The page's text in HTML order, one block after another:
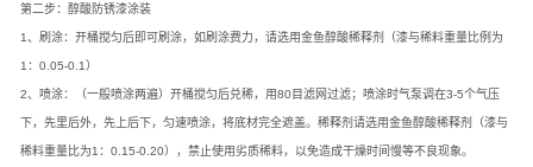
第二步：醇酸防锈漆涂装
1、刷涂：开桶搅匀后即可刷涂，如刷涂费力，请选用金鱼醇酸稀释剂（漆与稀料重量比例为
1：0.05-0.1）
2、喷涂：（一般喷涂两遍）开桶搅匀后兑稀，用80目滤网过滤；喷涂时气泵调在3-5个气压
下，先里后外，先上后下，匀速喷涂，将底材完全遮盖。稀释剂请选用金鱼醇酸稀释剂（漆与
稀料重量比为1：0.15-0.20），禁止使用劣质稀料，以免造成干燥时间慢等不良现象。